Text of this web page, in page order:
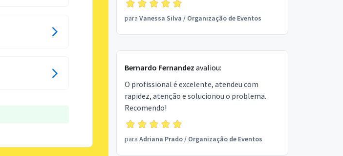
para Vanessa Silva / Organização de Eventos
Bernardo Fernandez avaliou:
O profissional é excelente, atendeu com
rapidez, atenção e solucionou o problema.
Recomendo!
para Adriana Prado/ Organização de Eventos